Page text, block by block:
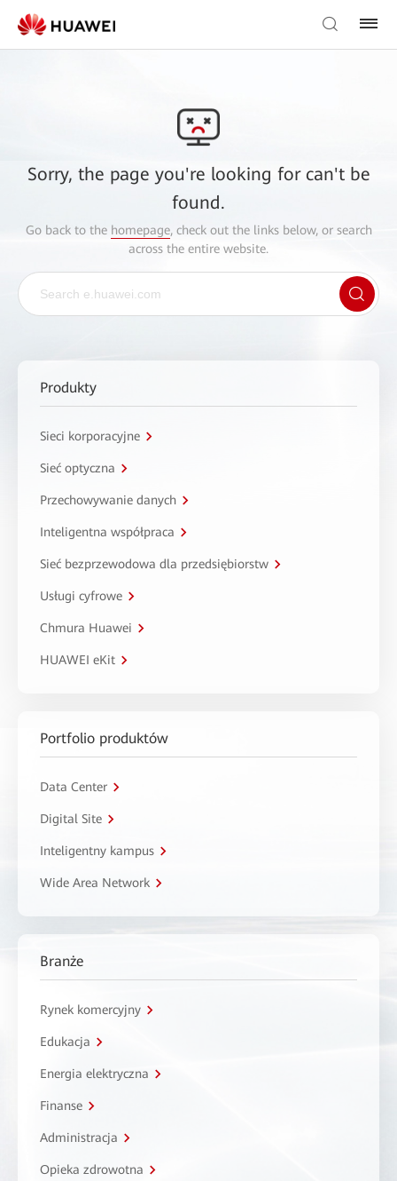
Sorry, the page you're looking for can't be
found.
Go back to the homepage, check out the links below, or search
across the entire website.
Produkty
Sieci korporacyjne
Sieć optyczna
Przechowywanie danych
Inteligentna współpraca
Sieć bezprzewodowa dla przedsiębiorstw
Usługi cyfrowe
Chmura Huawei
HUAWEI eKit
Portfolio produktów
Data Center
Digital Site
Inteligentny kampus
Wide Area Network
Branże
Rynek komercyjny
Edukacja
Energia elektryczna
Finanse
Administracja
Opieka zdrowotna